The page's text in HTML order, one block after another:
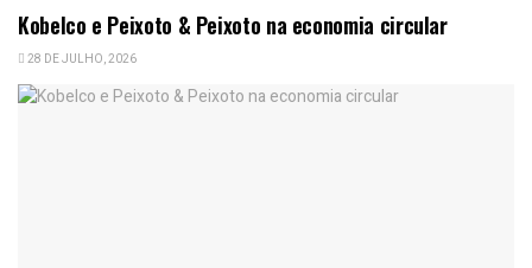
Kobelco e Peixoto & Peixoto na economia circular
28 DE JULHO, 2026